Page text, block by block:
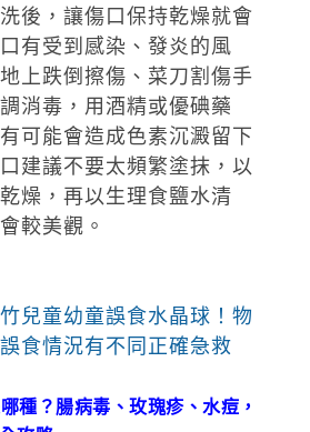
後，讓傷口保持乾燥就會
有受到感染、發炎的風
上跌倒擦傷、菜刀割傷手
消毒，用酒精或優碘藥
可能會造成色素沉澱留下
建議不要太頻繁塗抹，以
燥，再以生理食鹽水清
較美觀。
兒童幼童誤食水晶球！物
食情況有不同正確急救
種？腸病毒、玫瑰疹、水痘，